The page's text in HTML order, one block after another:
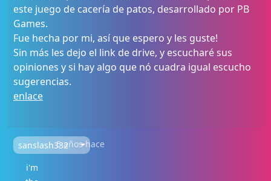
este juego de cacería de patos, desarrollado por PB
Games.
Fue hecha por mi, así que espero y les guste!
Sin más les dejo el link de drive, y escucharé sus
opiniones y si hay algo que nó cuadra igual escucho
sugerencias.
enlace
sanslash332
i'm
5 años hace